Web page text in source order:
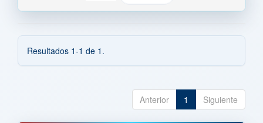
Resultados 1-1 de 1.
Anterior 1 Siguiente